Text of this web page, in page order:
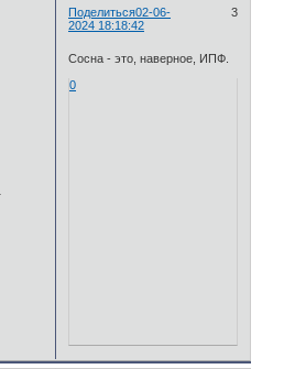
Поделиться 3
02-06-
2024 18:18:42
Сосна - это, наверное, ИПФ.
0